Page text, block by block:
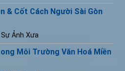
& Cốt Cách Người Sài Gòn
Ảnh Xưa
Môi Trường Văn Hoá Miền